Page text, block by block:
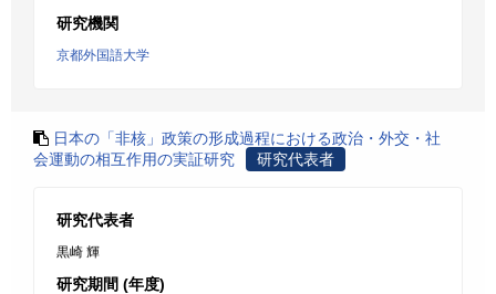
研究機関
京都外国語大学
日本の「非核」政策の形成過程における政治・外交・社
会運動の相互作用の実証研究
研究代表者
研究代表者
黒崎 輝
研究期間 (年度)